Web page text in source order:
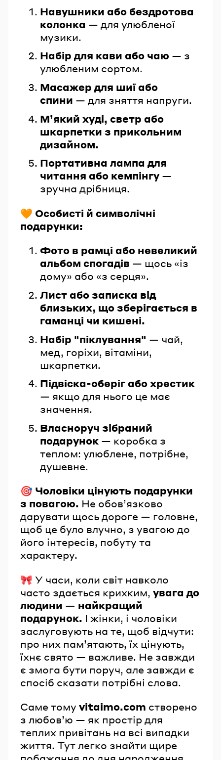
Навушники або бездротова
колонка — для улюбленої
музики.
Набір для кави або чаю — з
улюбленим сортом.
Масажер для шиї або
спини — для зняття напруги.
М’який худі, светр або
шкарпетки з прикольним
дизайном.
Портативна лампа для
читання або кемпінгу —
зручна дрібниця.
🧡 Особисті й символічні
подарунки:
Фото в рамці або невеликий
альбом спогадів — щось «із
дому» або «з серця».
Лист або записка від
близьких, що зберігається в
гаманці чи кишені.
Набір "піклування" — чай,
мед, горіхи, вітаміни,
шкарпетки.
Підвіска-оберіг або хрестик
— якщо для нього це має
значення.
Власноруч зібраний
подарунок — коробка з
теплом: улюблене, потрібне,
душевне.
🎯 Чоловіки цінують подарунки
з повагою. Не обов’язково
дарувати щось дороге — головне,
щоб це було влучно, з увагою до
його інтересів, побуту та
характеру.
🎀 У часи, коли світ навколо
часто здається крихким, увага до
людини — найкращий
подарунок. І жінки, і чоловіки
заслуговують на те, щоб відчути:
про них пам’ятають, їх цінують,
їхнє свято — важливе. Не завжди
є змога бути поруч, але завжди є
спосіб сказати потрібні слова.
Саме тому vitaimo.com створено
з любов’ю — як простір для
теплих привітань на всі випадки
життя. Тут легко знайти щире